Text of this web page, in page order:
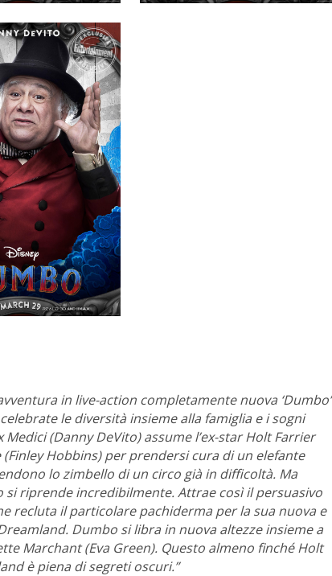
in live-action completamente nuova ‘Dumbo’
le diversità insieme alla famiglia e i sogni
(Danny DeVito) assume l’ex-star Holt Farrier
(Finley Hobbins) per prendersi cura di un elefante
lo zimbello di un circo già in difficoltà. Ma
riprende incredibilmente. Attrae così il persuasivo
recluta il particolare pachiderma per la sua nuova e
Dumbo si libra in nuova altezze insieme a
Marchant (Eva Green). Questo almeno finché Holt
è piena di segreti oscuri.”